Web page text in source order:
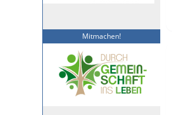
Mitmachen!